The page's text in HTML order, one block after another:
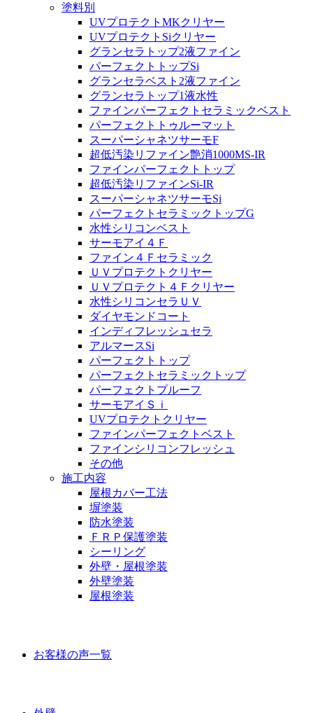
塗料別
UVプロテクトMKクリヤー
UVプロテクトSiクリヤー
グランセラトップ2液ファイン
パーフェクトトップSi
グランセラベスト2液ファイン
グランセラトップ1液水性
ファインパーフェクトセラミックベスト
パーフェクトトゥルーマット
スーパーシャネツサーモF
超低汚染リファイン艶消1000MS-IR
ファインパーフェクトトップ
超低汚染リファインSi-IR
スーパーシャネツサーモSi
パーフェクトセラミックトップG
水性シリコンベスト
サーモアイ４Ｆ
ファイン４Ｆセラミック
ＵＶプロテクトクリヤー
ＵＶプロテクト４Ｆクリヤー
水性シリコンセラＵＶ
ダイヤモンドコート
インディフレッシュセラ
アルマースSi
パーフェクトトップ
パーフェクトセラミックトップ
パーフェクトプルーフ
サーモアイＳｉ
UVプロテクトクリヤー
ファインパーフェクトベスト
ファインシリコンフレッシュ
その他
施工内容
屋根カバー工法
塀塗装
防水塗装
ＦＲＰ保護塗装
シーリング
外壁・屋根塗装
外壁塗装
屋根塗装
お客様の声一覧